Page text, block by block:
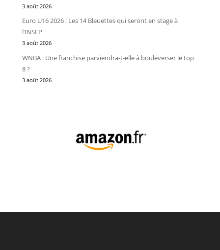
3 août 2026
Euro U16 2026 : Les 14 Bleuettes qui seront en stage à
l’INSEP
3 août 2026
WNBA : Une franchise parviendra-t-elle à bouleverser le top
8 ?
3 août 2026